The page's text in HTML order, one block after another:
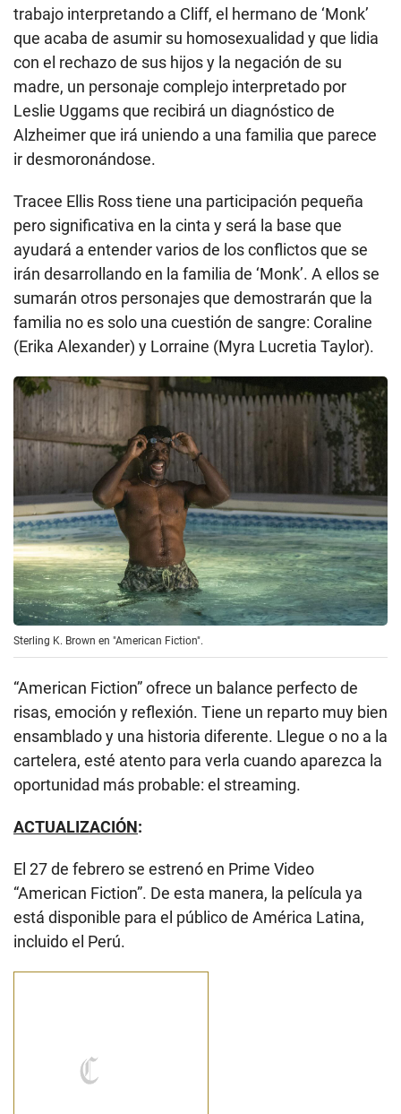
trabajo interpretando a Cliff, el hermano de ‘Monk’
que acaba de asumir su homosexualidad y que lidia
con el rechazo de sus hijos y la negación de su
madre, un personaje complejo interpretado por
Leslie Uggams que recibirá un diagnóstico de
Alzheimer que irá uniendo a una familia que parece
ir desmoronándose.
Tracee Ellis Ross tiene una participación pequeña
pero significativa en la cinta y será la base que
ayudará a entender varios de los conflictos que se
irán desarrollando en la familia de ‘Monk’. A ellos se
sumarán otros personajes que demostrarán que la
familia no es solo una cuestión de sangre: Coraline
(Erika Alexander) y Lorraine (Myra Lucretia Taylor).
Sterling K. Brown en "American Fiction".
“American Fiction” ofrece un balance perfecto de
risas, emoción y reflexión. Tiene un reparto muy bien
ensamblado y una historia diferente. Llegue o no a la
cartelera, esté atento para verla cuando aparezca la
oportunidad más probable: el streaming.
ACTUALIZACIÓN:
El 27 de febrero se estrenó en Prime Video
“American Fiction”. De esta manera, la película ya
está disponible para el público de América Latina,
incluido el Perú.